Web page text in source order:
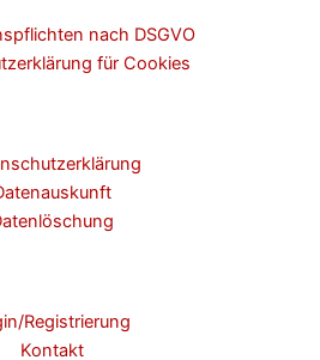
nach DSGVO
für Cookies
Registrierung
Kontakt